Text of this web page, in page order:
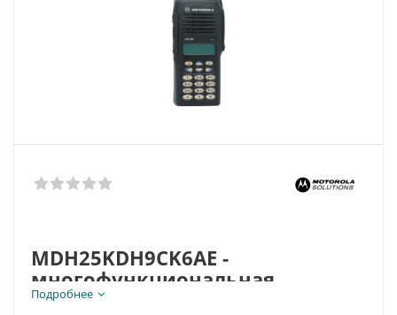
MDH25KDH9CK6AE -
многофункциональная
портативная радиостанция
Подробнее